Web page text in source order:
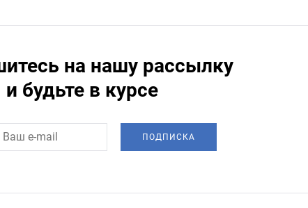
на нашу рассылку
и будьте в курсе
ПОДПИСКА